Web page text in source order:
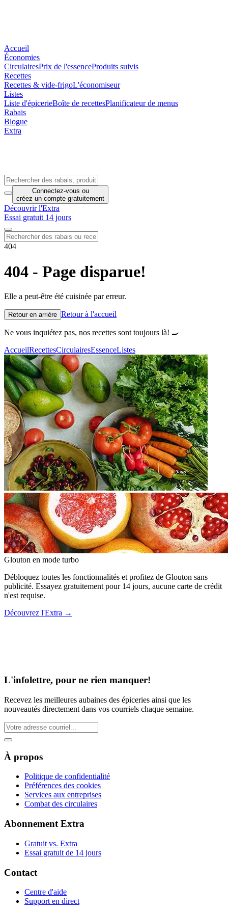
Accueil
Économies
CirculairesPrix de l'essenceProduits suivis
Recettes
Recettes & vide-frigoL'économiseur
Listes
Liste d'épicerieBoîte de recettesPlanificateur de menus
Rabais
Blogue
Extra
Connectez-vous ou
créez un compte gratuitement
Découvrir l'Extra
Essai gratuit 14 jours
404
404 - Page disparue!
Elle a peut-être été cuisinée par erreur.
Retour en arrière Retour à l'accueil
Ne vous inquiétez pas, nos recettes sont toujours là! 🍳
AccueilRecettesCirculairesEssenceListes
Glouton en mode turbo
Débloquez toutes les fonctionnalités et profitez de Glouton sans
publicité. Essayez gratuitement pour 14 jours, aucune carte de crédit
n'est requise.
Découvrez l'Extra →
L'infolettre, pour ne rien manquer!
Recevez les meilleures aubaines des épiceries ainsi que les
nouveautés directement dans vos courriels chaque semaine.
À propos
Politique de confidentialité
Préférences des cookies
Services aux entreprises
Combat des circulaires
Abonnement Extra
Gratuit vs. Extra
Essai gratuit de 14 jours
Contact
Centre d'aide
Support en direct